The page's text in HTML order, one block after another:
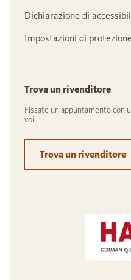
Dichiarazione di
Impostazioni di
Trova un rivenditore
Fissate un appuntamento con
voi..
Trova un rivenditore